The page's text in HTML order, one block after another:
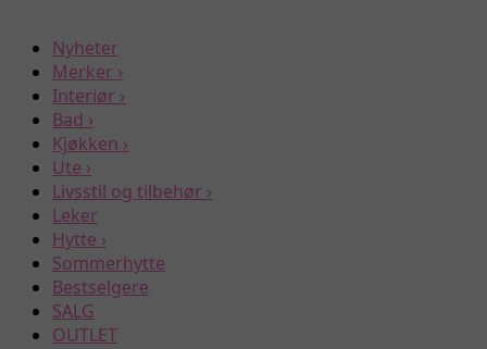
Nyheter
Merker ›
Interiør ›
Bad ›
Kjøkken ›
Ute ›
Livsstil og tilbehør ›
Leker
Hytte ›
Sommerhytte
Bestselgere
SALG
OUTLET